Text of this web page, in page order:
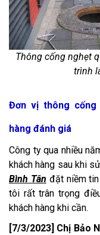
Thông cống nghẹt
trình
Đơn vị thông cống
hàng đánh giá
Công ty qua nhiều
khách hàng sau khi
Bình Tân đặt niềm
tôi rất trân trọng
khách hàng khi cần.
[7/3/2023] Chị Bảo